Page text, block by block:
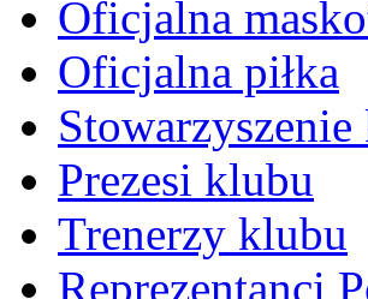
Oficjalna
Oficjalna piłka
Prezesi klubu
Trenerzy klubu
Reprezentanci